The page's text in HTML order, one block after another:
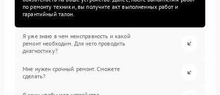
по ремонту техники, вы получите акт выполненных работ и
гарантийный талон.
Я уже знаю в чем неисправность и какой
ремонт необходим. Для чего проводить
диагностику?
Мне нужен срочный ремонт. Сможете
сделать?